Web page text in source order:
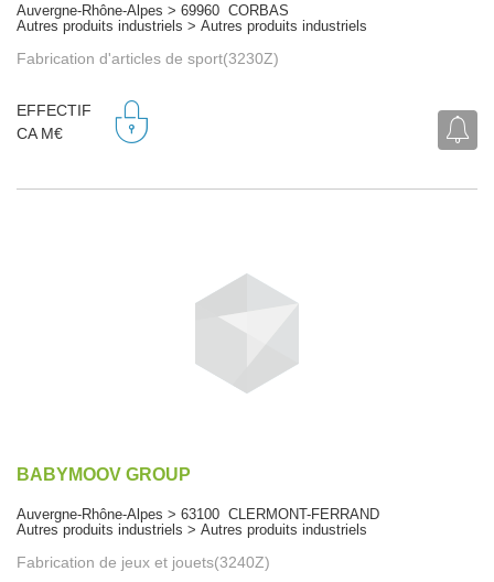
Auvergne-Rhône-Alpes > 69960 CORBAS
Autres produits industriels > Autres produits industriels
Fabrication d'articles de sport(3230Z)
EFFECTIF
CA M€
BABYMOOV GROUP
Auvergne-Rhône-Alpes > 63100 CLERMONT-FERRAND
Autres produits industriels > Autres produits industriels
Fabrication de jeux et jouets(3240Z)